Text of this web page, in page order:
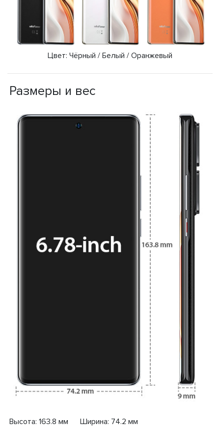
Цвет: Чёрный / Белый / Оранжевый
Размеры и вес
Высота: 163.8 мм Ширина: 74.2 мм